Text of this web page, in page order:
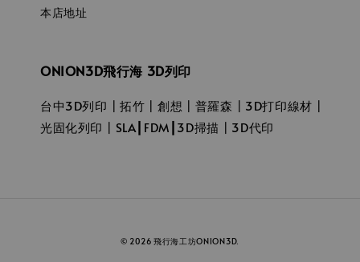
本店地址
ONION3D飛行海 3D列印
台中3D列印┃拓竹┃創想┃普羅森┃3D打印線材┃
光固化列印┃SLA┃FDM┃3D掃描┃3D代印
© 2026 飛行海工坊ONION3D.